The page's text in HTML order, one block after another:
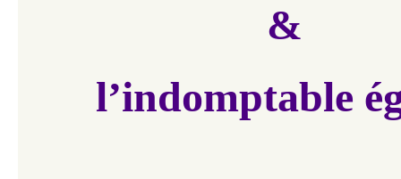
&
l’indomptable